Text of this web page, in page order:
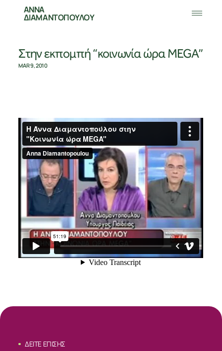
ΑΝΝΑ
ΔΙΑΜΑΝΤΟΠΟΥΛΟΥ
Στην εκπομπή “κοινωνία ώρα MEGA”
MAR 9, 2010
ΔΕΙΤΕ ΕΠΙΣΗΣ